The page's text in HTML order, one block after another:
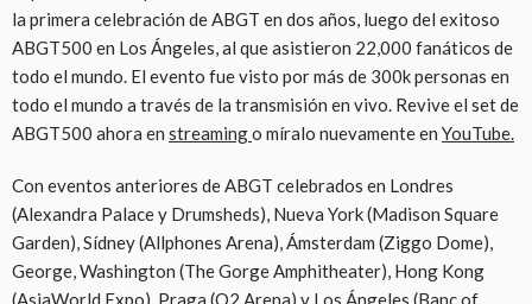
la primera celebración de ABGT en dos años, luego del exitoso
ABGT500 en Los Ángeles, al que asistieron 22,000 fanáticos de
todo el mundo. El evento fue visto por más de 300k personas en
todo el mundo a través de la transmisión en vivo. Revive el set de
ABGT500 ahora en streamingo míralo nuevamente en YouTube.
Con eventos anteriores de ABGT celebrados en Londres
(Alexandra Palace y Drumsheds), Nueva York (Madison Square
Garden), Sídney (Allphones Arena), Ámsterdam (Ziggo Dome),
George, Washington (The Gorge Amphitheater), Hong Kong
(AsiaWorld Expo), Praga (O2 Arena) y Los Ángeles (Banc of